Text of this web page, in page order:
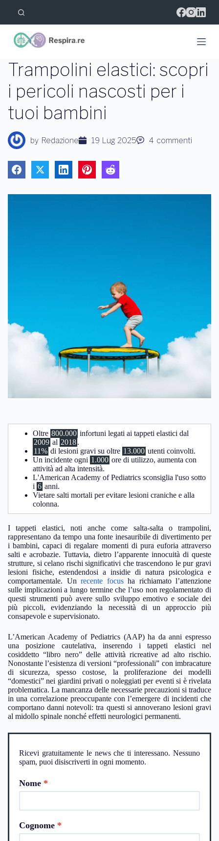
l
l
n
t
e
t
o
Trampolini elastici: scopri
i pericoli nascosti per i
tuoi bambini
by Redazione 19 Lug 2025 4 commenti
Oltre 800.000 infortuni legati ai tappeti elastici dal
2009 al 2018.
11% di lesioni gravi su oltre 13.000 utenti coinvolti.
Un incidente ogni 1.000 ore di utilizzo, aumenta con
attività ad alta intensità.
L'American Academy of Pediatrics sconsiglia l'uso sotto
i 6 anni.
Vietare salti mortali per evitare lesioni craniche e alla
colonna.
I tappeti elastici, noti anche come salta-salta o trampolini,
rappresentano da tempo una fonte inesauribile di divertimento per
i bambini, capaci di regalare momenti di pura euforia attraverso
salti e acrobazie. Tuttavia, dietro l’apparente innocuità di queste
strutture, si celano rischi significativi che trascendono le pur gravi
lesioni fisiche, estendendosi a insidie di natura psicologica e
comportamentale. Un recente focusha richiamato l’attenzione
sulle implicazioni a lungo termine che l’uso non regolamentato di
questi strumenti può avere sullo sviluppo emotivo e sociale dei
più piccoli, evidenziando la necessità di un approccio più
consapevole e supervisionato.
L’American Academy of Pediatrics (AAP) ha da anni espresso
una posizione cautelativa, inserendo i tappeti elastici nel
cosiddetto “libro nero” delle attività ricreative ad alto rischio.
Nonostante l’esistenza di versioni “professionali” con imbracature
di sicurezza, spesso costose, la proliferazione dei modelli
“domestici” nei giardini privati o noleggiati per eventi si è rivelata
problematica. La mancanza delle necessarie precauzioni si traduce
in una correlazione preoccupante con l’emergere di incidenti che
comportano danni notevoli: tra questi si annoverano lesioni gravi
al midollo spinale nonché effetti neurologici permanenti.
Ricevi gratuitamente le news che ti interessano. Nessuno
spam, puoi disiscriverti in ogni momento.
Nome
Cognome